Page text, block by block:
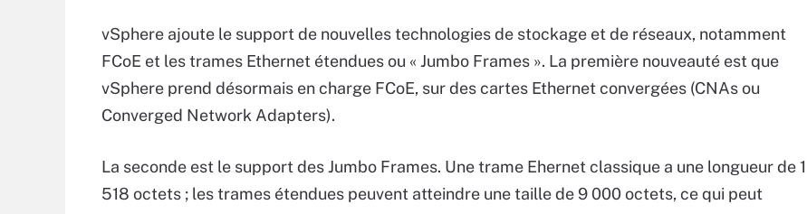
vSphere ajoute le support de nouvelles technologies de stockage et de réseaux, notamment
FCoE et les trames Ethernet étendues ou « Jumbo Frames ». La première nouveauté est que
vSphere prend désormais en charge FCoE, sur des cartes Ethernet convergées (CNAs ou
Converged Network Adapters).
La seconde est le support des Jumbo Frames. Une trame Ehernet classique a une longueur de 1
518 octets ; les trames étendues peuvent atteindre une taille de 9 000 octets, ce qui peut